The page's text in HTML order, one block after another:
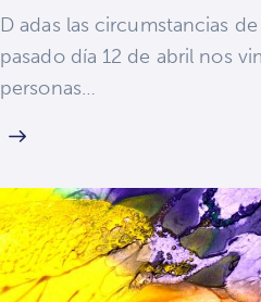
D adas las circumstancias
pasado día 12 de abril nos
personas…